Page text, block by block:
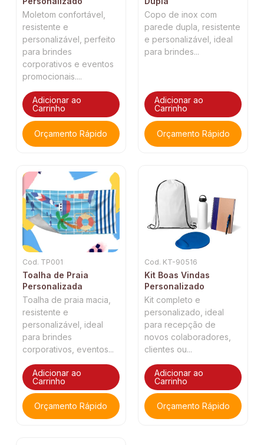
Moletom confortável,
resistente e
personalizável, perfeito
para brindes
corporativos e eventos
promocionais....
Adicionar ao
Carrinho
Orçamento Rápido
Copo de inox com
parede dupla, resistente
e personalizável, ideal
para brindes...
Adicionar ao
Carrinho
Orçamento Rápido
Cod. TP001
Toalha de Praia
Personalizada
Toalha de praia macia,
resistente e
personalizável, ideal
para brindes
corporativos, eventos...
Adicionar ao
Carrinho
Orçamento Rápido
Cod. KT-90516
Kit Boas Vindas
Personalizado
Kit completo e
personalizado, ideal
para recepção de
novos colaboradores,
clientes ou...
Adicionar ao
Carrinho
Orçamento Rápido